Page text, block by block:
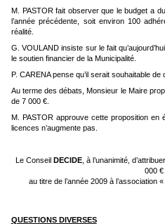
M. PASTOR fait observer que le budget a
l’année précédente, soit environ 100
réalité.
G. VOULAND insiste sur le fait
le soutien financier de la Municipalité.
P. CARENA pense qu’il serait souhaitable
Au terme des débats, Monsieur le Maire
de 7 000 €.
M. PASTOR approuve cette proposition
licences n’augmente pas.
Le Conseil DECIDE, à l’unanimité,
000 €
au titre de l’année 2009 à l’association
QUESTIONS DIVERSES